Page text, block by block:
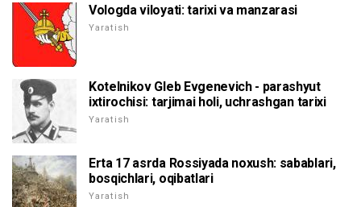
Vologda viloyati: tarixi va manzarasi
Yaratish
Kotelnikov Gleb Evgenevich - parashyut
ixtirochisi: tarjimai holi, uchrashgan tarixi
Yaratish
Erta 17 asrda Rossiyada noxush: sabablari,
bosqichlari, oqibatlari
Yaratish